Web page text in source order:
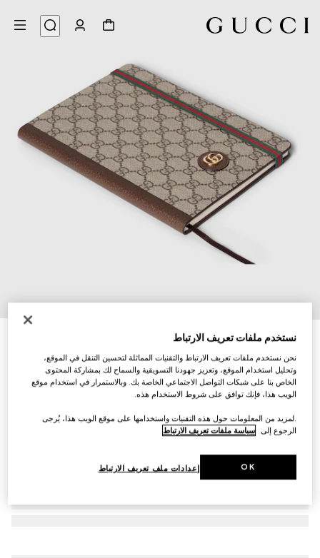
دفتر ملاحظات كبير مع شعار G المزدوج
SAR 1,000
تنويعاتقماش GG Supreme باللونين البيج والأبنوس
نستخدم ملفات تعريف الارتباط
نحن نستخدم ملفات تعريف الارتباط والتقنيات المماثلة لتحسين التنقل في الموقع،
وتحليل استخدام الموقع، وتعزيز جهودنا التسويقية والسماح لك بمشاركة المحتوى
الخاص بنا على شبكات التواصل الاجتماعي الخاصة بك. وبالاستمرار في استخدام موقع
الويب هذا، فإنك توافق على شروط الاستخدام هذه.
.لمزيد من المعلومات حول هذه التقنيات واستخدامها على موقع الويب هذا، يُرجى
الرجوع إلى سياسة ملفات تعريف الارتباط
إعدادات ملف تعريف الارتباط OK